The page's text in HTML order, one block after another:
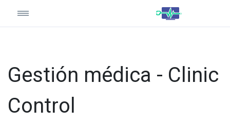
Gestión médica - Clinic
Control